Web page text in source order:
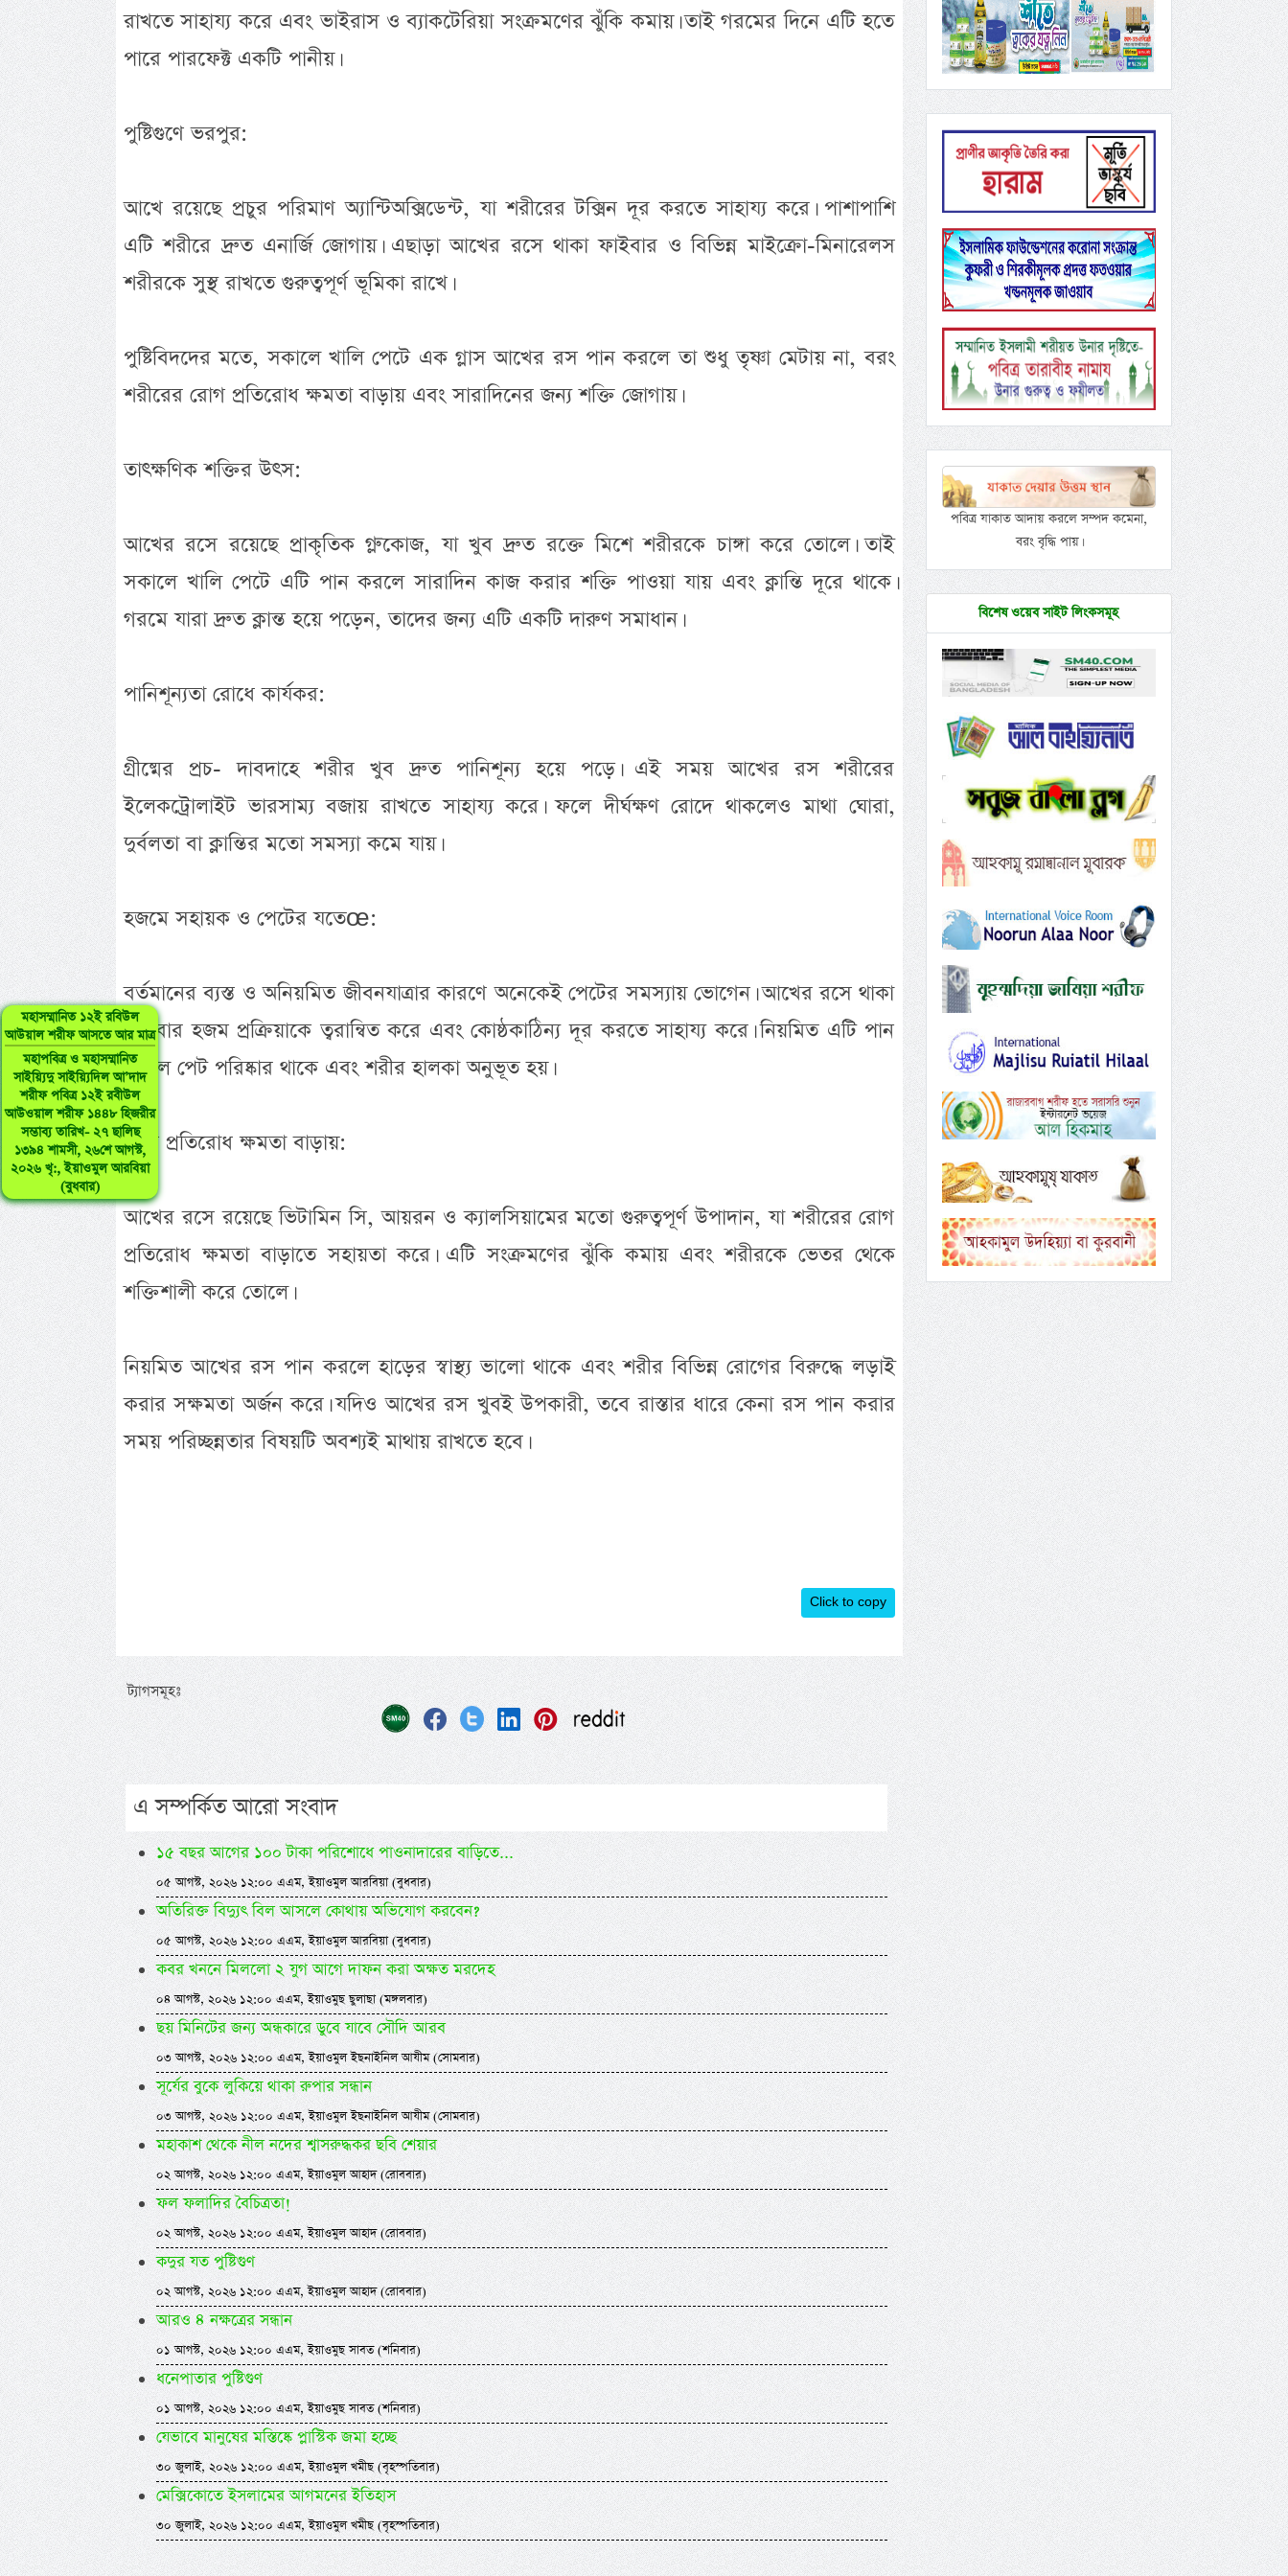
মহাসম্মানিত ১২ই রবিউল
আউয়াল শরীফ আসতে আর মাত্র
মহাপবিত্র ও মহাসম্মানিত
সাইয়্যিদু সাইয়্যিদিল আ’দাদ
শরীফ পবিত্র ১২ই রবীউল
আউওয়াল শরীফ ১৪৪৮ হিজরীর
সম্ভাব্য তারিখ- ২৭ ছালিছ
১৩৯৪ শামসী, ২৬শে আগস্ট,
২০২৬ খৃ:, ইয়াওমুল আরবিয়া
(বুধবার)
রাখতে সাহায্য করে এবং ভাইরাস ও ব্যাকটেরিয়া সংক্রমণের ঝুঁকি কমায়। তাই গরমের দিনে এটি হতে
পারে পারফেক্ট একটি পানীয়।
পুষ্টিগুণে ভরপুর:
আখে রয়েছে প্রচুর পরিমাণ অ্যান্টিঅক্সিডেন্ট, যা শরীরের টক্সিন দূর করতে সাহায্য করে। পাশাপাশি
এটি শরীরে দ্রুত এনার্জি জোগায়। এছাড়া আখের রসে থাকা ফাইবার ও বিভিন্ন মাইক্রো-মিনারেলস
শরীরকে সুস্থ রাখতে গুরুত্বপূর্ণ ভূমিকা রাখে।
পুষ্টিবিদদের মতে, সকালে খালি পেটে এক গ্লাস আখের রস পান করলে তা শুধু তৃষ্ণা মেটায় না, বরং
শরীরের রোগ প্রতিরোধ ক্ষমতা বাড়ায় এবং সারাদিনের জন্য শক্তি জোগায়।
তাৎক্ষণিক শক্তির উৎস:
আখের রসে রয়েছে প্রাকৃতিক গ্লুকোজ, যা খুব দ্রুত রক্তে মিশে শরীরকে চাঙ্গা করে তোলে। তাই
সকালে খালি পেটে এটি পান করলে সারাদিন কাজ করার শক্তি পাওয়া যায় এবং ক্লান্তি দূরে থাকে।
গরমে যারা দ্রুত ক্লান্ত হয়ে পড়েন, তাদের জন্য এটি একটি দারুণ সমাধান।
পানিশূন্যতা রোধে কার্যকর:
গ্রীষ্মের প্রচ- দাবদাহে শরীর খুব দ্রুত পানিশূন্য হয়ে পড়ে। এই সময় আখের রস শরীরের
ইলেকট্রোলাইট ভারসাম্য বজায় রাখতে সাহায্য করে। ফলে দীর্ঘক্ষণ রোদে থাকলেও মাথা ঘোরা,
দুর্বলতা বা ক্লান্তির মতো সমস্যা কমে যায়।
হজমে সহায়ক ও পেটের যতেœ:
বর্তমানের ব্যস্ত ও অনিয়মিত জীবনযাত্রার কারণে অনেকেই পেটের সমস্যায় ভোগেন। আখের রসে থাকা
ফাইবার হজম প্রক্রিয়াকে ত্বরান্বিত করে এবং কোষ্ঠকাঠিন্য দূর করতে সাহায্য করে। নিয়মিত এটি পান
করলে পেট পরিষ্কার থাকে এবং শরীর হালকা অনুভূত হয়।
রোগ প্রতিরোধ ক্ষমতা বাড়ায়:
আখের রসে রয়েছে ভিটামিন সি, আয়রন ও ক্যালসিয়ামের মতো গুরুত্বপূর্ণ উপাদান, যা শরীরের রোগ
প্রতিরোধ ক্ষমতা বাড়াতে সহায়তা করে। এটি সংক্রমণের ঝুঁকি কমায় এবং শরীরকে ভেতর থেকে
শক্তিশালী করে তোলে।
নিয়মিত আখের রস পান করলে হাড়ের স্বাস্থ্য ভালো থাকে এবং শরীর বিভিন্ন রোগের বিরুদ্ধে লড়াই
করার সক্ষমতা অর্জন করে। যদিও আখের রস খুবই উপকারী, তবে রাস্তার ধারে কেনা রস পান করার
সময় পরিচ্ছন্নতার বিষয়টি অবশ্যই মাথায় রাখতে হবে।
Click to copy
ট্যাগসমূহঃ
এ সম্পর্কিত আরো সংবাদ
১৫ বছর আগের ১০০ টাকা পরিশোধে পাওনাদারের বাড়িতে...
০৫ আগস্ট, ২০২৬ ১২:০০ এএম, ইয়াওমুল আরবিয়া (বুধবার)
অতিরিক্ত বিদ্যুৎ বিল আসলে কোথায় অভিযোগ করবেন?
০৫ আগস্ট, ২০২৬ ১২:০০ এএম, ইয়াওমুল আরবিয়া (বুধবার)
কবর খননে মিললো ২ যুগ আগে দাফন করা অক্ষত মরদেহ
০৪ আগস্ট, ২০২৬ ১২:০০ এএম, ইয়াওমুছ ছুলাছা (মঙ্গলবার)
ছয় মিনিটের জন্য অন্ধকারে ডুবে যাবে সৌদি আরব
০৩ আগস্ট, ২০২৬ ১২:০০ এএম, ইয়াওমুল ইছনাইনিল আযীম (সোমবার)
সূর্যের বুকে লুকিয়ে থাকা রুপার সন্ধান
০৩ আগস্ট, ২০২৬ ১২:০০ এএম, ইয়াওমুল ইছনাইনিল আযীম (সোমবার)
মহাকাশ থেকে নীল নদের শ্বাসরুদ্ধকর ছবি শেয়ার
০২ আগস্ট, ২০২৬ ১২:০০ এএম, ইয়াওমুল আহাদ (রোববার)
ফল ফলাদির বৈচিত্রতা!
০২ আগস্ট, ২০২৬ ১২:০০ এএম, ইয়াওমুল আহাদ (রোববার)
কদুর যত পুষ্টিগুণ
০২ আগস্ট, ২০২৬ ১২:০০ এএম, ইয়াওমুল আহাদ (রোববার)
আরও ৪ নক্ষত্রের সন্ধান
০১ আগস্ট, ২০২৬ ১২:০০ এএম, ইয়াওমুছ সাবত (শনিবার)
ধনেপাতার পুষ্টিগুণ
০১ আগস্ট, ২০২৬ ১২:০০ এএম, ইয়াওমুছ সাবত (শনিবার)
যেভাবে মানুষের মস্তিষ্কে প্লাস্টিক জমা হচ্ছে
৩০ জুলাই, ২০২৬ ১২:০০ এএম, ইয়াওমুল খমীছ (বৃহস্পতিবার)
মেক্সিকোতে ইসলামের আগমনের ইতিহাস
৩০ জুলাই, ২০২৬ ১২:০০ এএম, ইয়াওমুল খমীছ (বৃহস্পতিবার)
পবিত্র যাকাত আদায় করলে সম্পদ কমেনা,
বরং বৃদ্ধি পায়।
বিশেষ ওয়েব সাইট লিংকসমূহ